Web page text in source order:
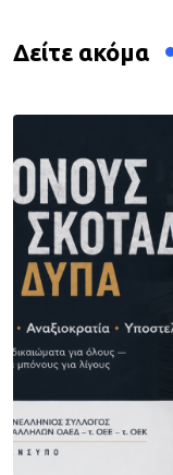
Δείτε ακόμα